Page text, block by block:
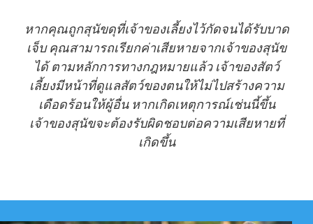
หากคุณถูกสุนัขดุที่เจ้าของเลี้ยงไว้กัดจนได้รับบาด
เจ็บ คุณสามารถเรียกค่าเสียหายจากเจ้าของสุนัข
ได้ ตามหลักการทางกฎหมายแล้ว เจ้าของสัตว์
เลี้ยงมีหน้าที่ดูแลสัตว์ของตนให้ไม่ไปสร้างความ
เดือดร้อนให้ผู้อื่น หากเกิดเหตุการณ์เช่นนี้ขึ้น
เจ้าของสุนัขจะต้องรับผิดชอบต่อความเสียหายที่
เกิดขึ้น